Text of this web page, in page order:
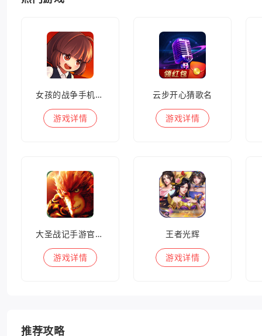
女孩的战争手机版(暂未上线)
游戏详情
云步开心猜歌名
游戏详情
大圣战记手游官方版
游戏详情
王者光辉
游戏详情
推荐攻略